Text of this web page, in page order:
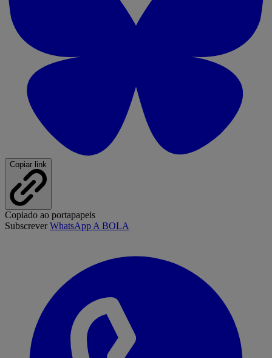
Copiar link
Copiado ao portapapeis
SubscreverWhatsApp A BOLA